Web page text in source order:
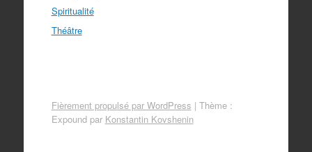
Spiritualité
Théâtre
Fièrement propulsé par WordPress | Thème :
Expound par Konstantin Kovshenin